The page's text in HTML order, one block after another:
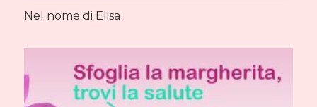
Nel nome di Elisa